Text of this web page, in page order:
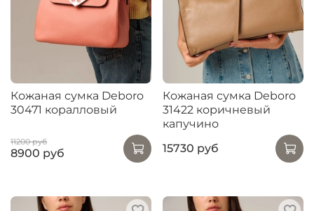
Кожаная сумка Deboro
30471 коралловый
11200 руб
8900 руб
Кожаная сумка Deboro
31422 коричневый
капучино
15730 руб